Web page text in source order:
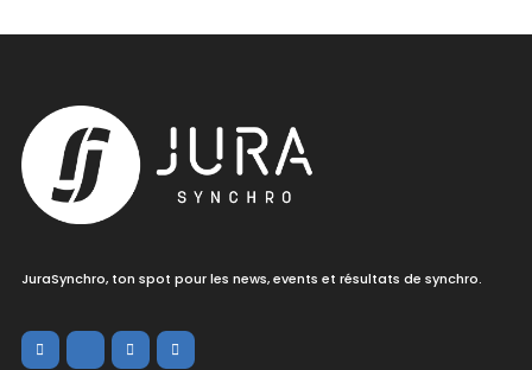
JuraSynchro, ton spot pour les news, events et résultats de synchro.